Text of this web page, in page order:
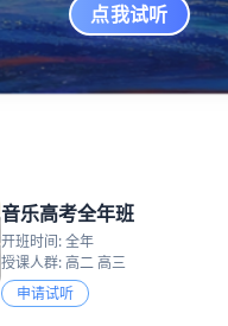
点我试听
音乐高考全年班
开班时间: 全年
授课人群: 高二 高三
申请试听